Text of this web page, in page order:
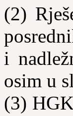
(2)
i
osim u
(3)